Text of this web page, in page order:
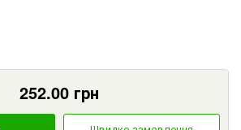
252.00 грн